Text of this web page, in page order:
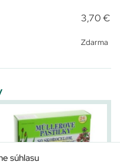
súhlasu
3,70 €
Zdarma